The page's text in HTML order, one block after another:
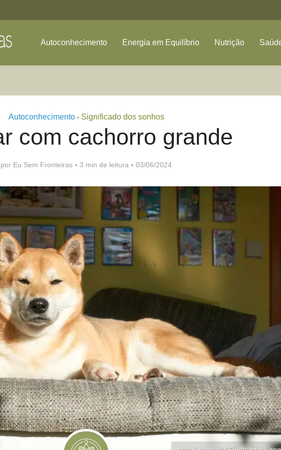
Autoconhecimento Energia em Equilíbrio Nutrição
Autoconhecimento • Significado dos sonhos
com cachorro grande
por Eu Sem Fronteiras 3 min de leitura 03/06/2024